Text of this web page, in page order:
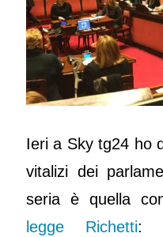
Ieri a Sky tg24 ho
vitalizi dei
seria è quella
legge Richetti: